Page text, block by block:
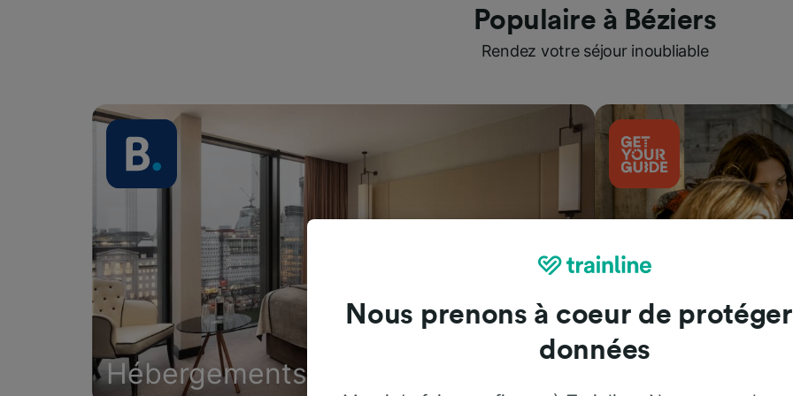
Populaire à Béziers
Rendez votre séjour inoubliable
Hébergements
Nous prenons à coeur de
données